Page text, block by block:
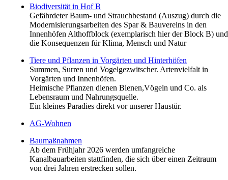
Biodiversität in Hof B
Gefährdeter Baum- und Strauchbestand (Auszug) durch die
Modernisierungsarbeiten des Spar & Bauvereins in den
Innenhöfen Althoffblock (exemplarisch hier der Block B) und
die Konsequenzen für Klima, Mensch und Natur
Tiere und Pflanzen in Vorgärten und Hinterhöfen
Summen, Surren und Vogelgezwitscher. Artenvielfalt in
Vorgärten und Innenhöfen.
Heimische Pflanzen dienen Bienen,Vögeln und Co. als
Lebensraum und Nahrungsquelle.
Ein kleines Paradies direkt vor unserer Haustür.
AG-Wohnen
Baumaßnahmen
Ab dem Frühjahr 2026 werden umfangreiche
Kanalbauarbeiten stattfinden, die sich über einen Zeitraum
von drei Jahren erstrecken sollen.